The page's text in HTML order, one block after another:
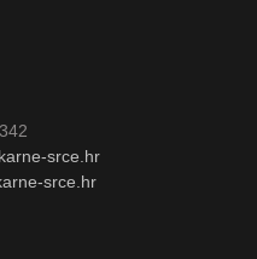
srce.hr
srce.hr